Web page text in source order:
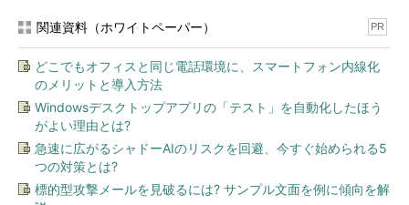
MERGE INTO  my_prod p
      USING my_prod_update u
ON    (p.prod_id=u.prod_id)
WHEN  MATCHED THEN
UPDATE SET p.price=u.price
WHEN  NOT MATCHED THEN
INSERT (p.prod_id,p.prod_name,p.price)
関連資料（ホワイトペーパー） PR
どこでもオフィスと同じ電話環境に、スマートフォン内線化
のメリットと導入方法
Windowsデスクトップアプリの「テスト」を自動化したほう
がよい理由とは?
急速に広がるシャドーAIのリスクを回避、今すぐ始められる5
つの対策とは?
標的型攻撃メールを見破るには? サンプル文面を例に傾向を解